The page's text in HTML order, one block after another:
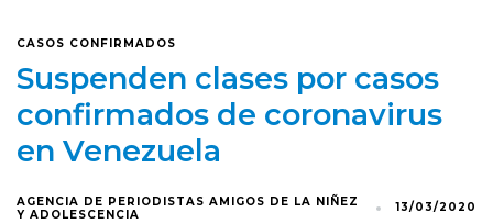
CASOS CONFIRMADOS
Suspenden clases por casos
confirmados de coronavirus
en Venezuela
AGENCIA DE PERIODISTAS AMIGOS DE LA NIÑEZ
Y ADOLESCENCIA
13/03/2020